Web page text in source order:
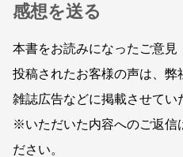
感想を送る
本書をお読みになったご意見
投稿されたお客様の声は、弊
雑誌広告などに掲載させてい
※いただいた内容へのご返信
ださい。